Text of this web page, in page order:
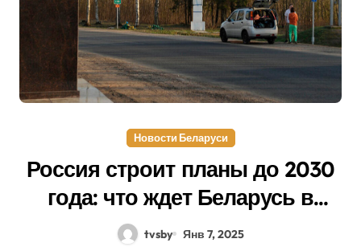
Новости Беларуси
Россия строит планы до 2030
года: что ждет Беларусь в
новой стратегии развития?
tvsby Янв 7, 2025